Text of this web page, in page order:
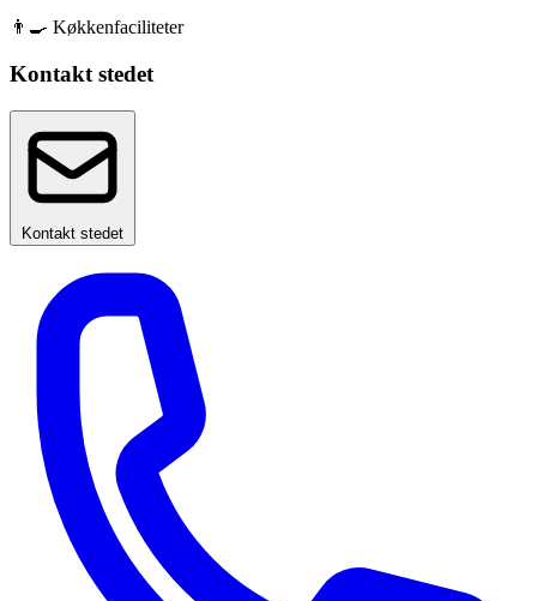
👨‍🍳 Køkkenfaciliteter
Kontakt stedet
Kontakt stedet